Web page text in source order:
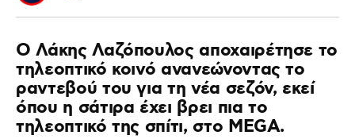
Ο Λάκης Λαζόπουλος αποχαιρέτησε το
τηλεοπτικό κοινό ανανεώνοντας το
ραντεβού του για τη νέα σεζόν, εκεί
όπου η σάτιρα έχει βρει πια το
τηλεοπτικό της σπίτι, στο MEGA.